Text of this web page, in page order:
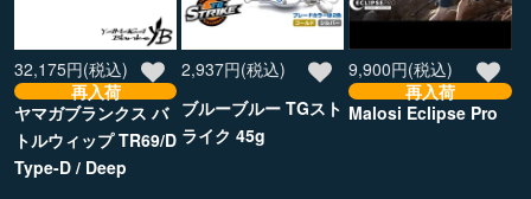
32,175円(税込)
再入荷
ヤマガブランクス バ
トルウィップ TR69/D
Type-D / Deep
2,937円(税込)
ブルーブルー TGスト
ライク 45g
9,900円(税込)
再入荷
Malosi Eclipse Pro